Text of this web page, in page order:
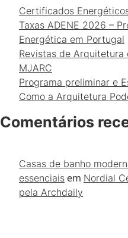
Certificados
Taxas ADENE 2026 –
Energética em Portugal
Revistas de Arquitetura
MJARC
Programa preliminar e
Como a Arquitetura
Comentários
Casas de banho
essenciais em Nordial
pela Archdaily